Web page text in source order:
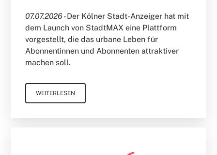
07.07.2026 -Der Kölner Stadt-Anzeiger hat mit
dem Launch von StadtMAX eine Plattform
vorgestellt, die das urbane Leben für
Abonnentinnen und Abonnenten attraktiver
machen soll.
WEITERLESEN